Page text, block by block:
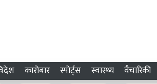
कारोबार स्पोर्ट्स स्वास्थ्य वैचारिकी